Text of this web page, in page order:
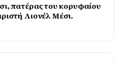
πατέρας του κορυφαίου
Λιονέλ Μέσι.